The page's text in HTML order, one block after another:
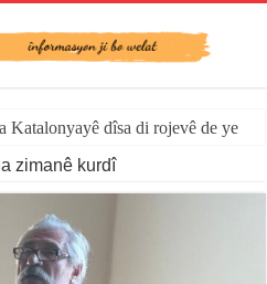
Katalonyayê dîsa di rojevê de ye
Cebelîtariqê de hate rakirin
zimanê kurdî